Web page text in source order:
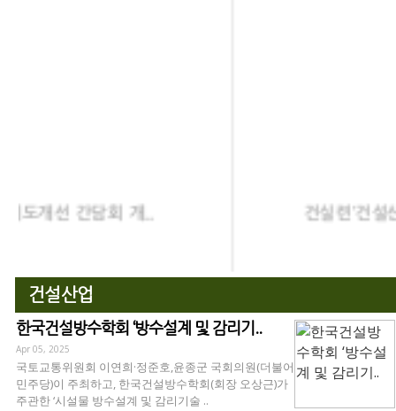
건실련’건설산업의 뿌리기술, 방수산업 경
건설산업
한국건설방수학회 ‘방수설계 및 감리기..
Apr 05, 2025
국토교통위원회 이연희·정준호,윤종군 국회의원(더불어
민주당)이 주최하고, 한국건설방수학회(회장 오상근)가
주관한 ‘시설물 방수설계 및 감리기술 ..